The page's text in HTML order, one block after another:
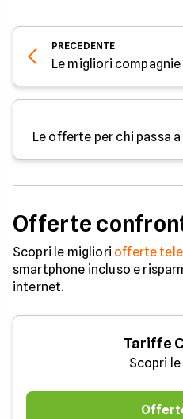
PRECEDENTE
Offerte
Scopri le migliori offerte
smartphone incluso e
internet.
Tariffe
Scopri